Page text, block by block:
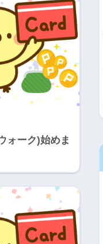
ォーク)始めま